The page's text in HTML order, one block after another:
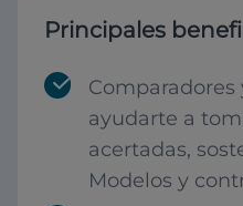
Principales
Comparadores
ayudarte a
acertadas,
Modelos y